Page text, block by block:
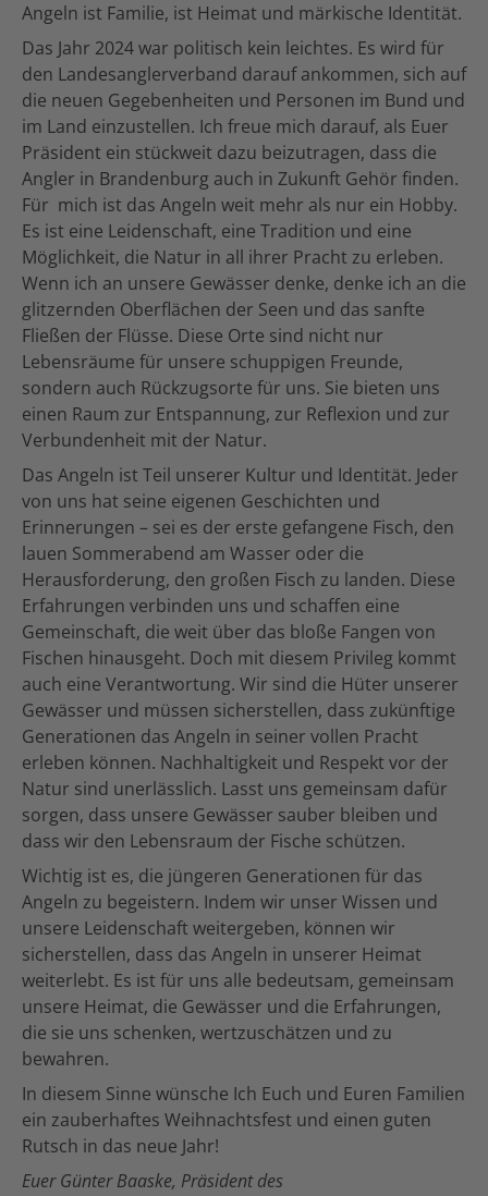
Angeln ist Familie, ist Heimat und märkische Identität.
Das Jahr 2024 war politisch kein leichtes. Es wird für
den Landesanglerverband darauf ankommen, sich auf
die neuen Gegebenheiten und Personen im Bund und
im Land einzustellen. Ich freue mich darauf, als Euer
Präsident ein stückweit dazu beizutragen, dass die
Angler in Brandenburg auch in Zukunft Gehör finden.
Für mich ist das Angeln weit mehr als nur ein Hobby.
Es ist eine Leidenschaft, eine Tradition und eine
Möglichkeit, die Natur in all ihrer Pracht zu erleben.
Wenn ich an unsere Gewässer denke, denke ich an die
glitzernden Oberflächen der Seen und das sanfte
Fließen der Flüsse. Diese Orte sind nicht nur
Lebensräume für unsere schuppigen Freunde,
sondern auch Rückzugsorte für uns. Sie bieten uns
einen Raum zur Entspannung, zur Reflexion und zur
Verbundenheit mit der Natur.
Das Angeln ist Teil unserer Kultur und Identität. Jeder
von uns hat seine eigenen Geschichten und
Erinnerungen – sei es der erste gefangene Fisch, den
lauen Sommerabend am Wasser oder die
Herausforderung, den großen Fisch zu landen. Diese
Erfahrungen verbinden uns und schaffen eine
Gemeinschaft, die weit über das bloße Fangen von
Fischen hinausgeht. Doch mit diesem Privileg kommt
auch eine Verantwortung. Wir sind die Hüter unserer
Gewässer und müssen sicherstellen, dass zukünftige
Generationen das Angeln in seiner vollen Pracht
erleben können. Nachhaltigkeit und Respekt vor der
Natur sind unerlässlich. Lasst uns gemeinsam dafür
sorgen, dass unsere Gewässer sauber bleiben und
dass wir den Lebensraum der Fische schützen.
Wichtig ist es, die jüngeren Generationen für das
Angeln zu begeistern. Indem wir unser Wissen und
unsere Leidenschaft weitergeben, können wir
sicherstellen, dass das Angeln in unserer Heimat
weiterlebt. Es ist für uns alle bedeutsam, gemeinsam
unsere Heimat, die Gewässer und die Erfahrungen,
die sie uns schenken, wertzuschätzen und zu
bewahren.
In diesem Sinne wünsche Ich Euch und Euren Familien
ein zauberhaftes Weihnachtsfest und einen guten
Rutsch in das neue Jahr!
Euer Günter Baaske, Präsident des